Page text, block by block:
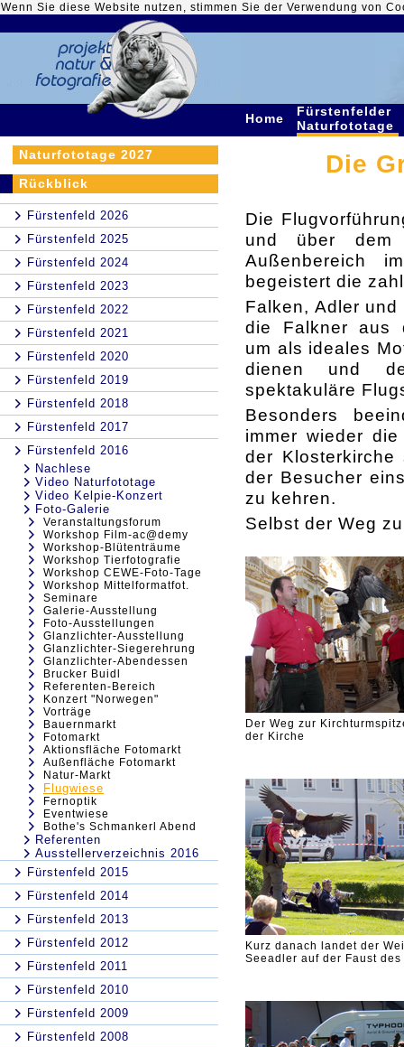
Wenn Sie diese Website nutzen, stimmen Sie der Verwendung von
Home
Fürstenfelder
Naturfototage
Naturfototage 2027
Rückblick
Fürstenfeld 2026
Fürstenfeld 2025
Fürstenfeld 2024
Fürstenfeld 2023
Fürstenfeld 2022
Fürstenfeld 2021
Fürstenfeld 2020
Fürstenfeld 2019
Fürstenfeld 2018
Fürstenfeld 2017
Fürstenfeld 2016
Nachlese
Video Naturfototage
Video Kelpie-Konzert
Foto-Galerie
Veranstaltungsforum
Workshop Film-ac@demy
Workshop-Blütenträume
Workshop Tierfotografie
Workshop CEWE-Foto-Tage
Workshop Mittelformatfot.
Seminare
Galerie-Ausstellung
Foto-Ausstellungen
Glanzlichter-Ausstellung
Glanzlichter-Siegerehrung
Glanzlichter-Abendessen
Brucker Buidl
Referenten-Bereich
Konzert "Norwegen"
Vorträge
Bauernmarkt
Fotomarkt
Aktionsfläche Fotomarkt
Außenfläche Fotomarkt
Natur-Markt
Flugwiese
Fernoptik
Eventwiese
Bothe's Schmankerl Abend
Referenten
Ausstellerverzeichnis 2016
Fürstenfeld 2015
Fürstenfeld 2014
Fürstenfeld 2013
Fürstenfeld 2012
Fürstenfeld 2011
Fürstenfeld 2010
Fürstenfeld 2009
Fürstenfeld 2008
Die
Die
und über dem
Außenbereich
begeistert die
Falken, Adler
die Falkner aus
um als ideales
dienen und
spektakuläre
Besonders
immer wieder
der
der Besucher
zu kehren.
Selbst der Weg
Der Weg zur
der Kirche
Kurz danach landet der
Seeadler auf der Faust